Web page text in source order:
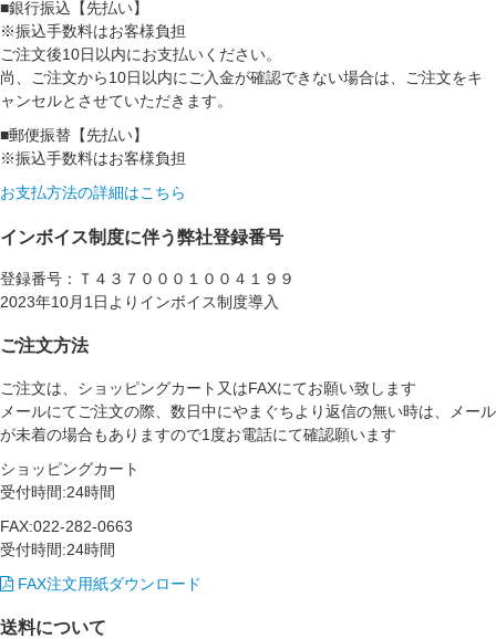
■銀行振込【先払い】
※振込手数料はお客様負担
ご注文後10日以内にお支払いください。
尚、ご注文から10日以内にご入金が確認できない場合は、ご注文をキ
ャンセルとさせていただきます。
■郵便振替【先払い】
※振込手数料はお客様負担
お支払方法の詳細はこちら
インボイス制度に伴う弊社登録番号
登録番号：Ｔ４３７０００１００４１９９
2023年10月1日よりインボイス制度導入
ご注文方法
ご注文は、ショッピングカート又はFAXにてお願い致します
メールにてご注文の際、数日中にやまぐちより返信の無い時は、メール
が未着の場合もありますので1度お電話にて確認願います
ショッピングカート
受付時間:24時間
FAX:022-282-0663
受付時間:24時間
FAX注文用紙ダウンロード
送料について